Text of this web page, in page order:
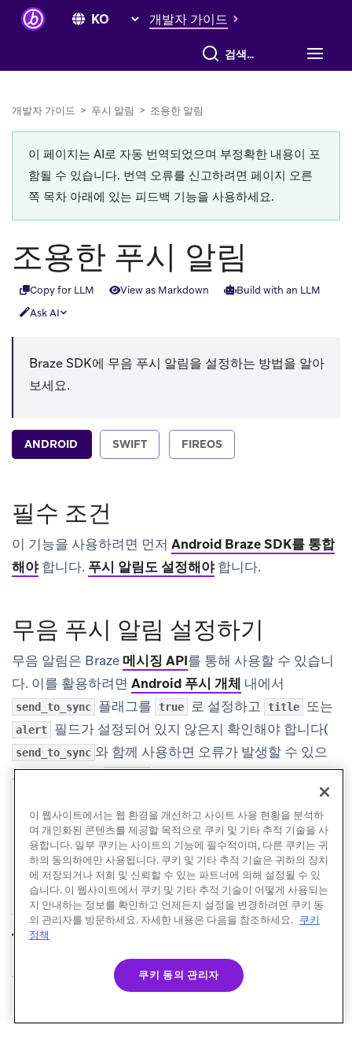
개발자 가이드
전체 검색
개발자 가이드 > 푸시 알림 > 조용한 알림
이 페이지는 AI로 자동 번역되었으며 부정확한 내용이 포
함될 수 있습니다. 번역 오류를 신고하려면 페이지 오른
쪽 목차 아래에 있는 피드백 기능을 사용하세요.
조용한 푸시 알림
Copy for LLM View as Markdown
Build with an LLM
Ask AI
Braze SDK에 무음 푸시 알림을 설정하는 방법을 알아
보세요.
ANDROID SWIFT FIREOS
필수 조건
이 기능을 사용하려면 먼저 Android Braze SDK를 통합
해야합니다. 푸시 알림도 설정해야합니다.
무음 푸시 알림 설정하기
무음 알림은 Braze 메시징 API를 통해 사용할 수 있습니
다. 이를 활용하려면 Android 푸시 개체 내에서
send_to_sync 플래그를 true 로 설정하고 title 또는
alert 필드가 설정되어 있지 않은지 확인해야 합니다(
send_to_sync 와 함께 사용하면 오류가 발생할 수 있으
므로, 개체 내에
데이터를 포함할 수 있음).
이전
© Braze. All Rights Reserved Privacy Policy
이 웹사이트에서는 웹 환경을 개선하고 사이트 사용 현황을 분석하
며 개인화된 콘텐츠를 제공할 목적으로 쿠키 및 기타 추적 기술을 사
용합니다. 일부 쿠키는 사이트의 기능에 필수적이며, 다른 쿠키는 귀
하의 동의하에만 사용됩니다. 쿠키 및 기타 추적 기술은 귀하의 장치
에 저장되거나 저희 및 신뢰할 수 있는 파트너에 의해 설정될 수 있
습니다. 이 웹사이트에서 쿠키 및 기타 추적 기술이 어떻게 사용되는
지 안내하는 정보를 확인하고 언제든지 설정을 변경하려면 쿠키 동
의 관리자를 방문하세요. 자세한 내용은 다음을 참조하세요. 쿠키
정책
쿠키 동의 관리자